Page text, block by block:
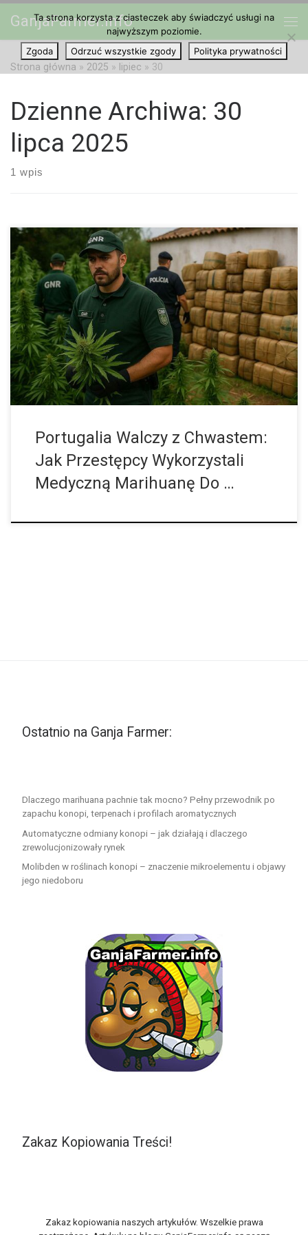
Przejdź do treści
GanjaFarmer.info
Strona główna » 2025 » lipiec » 30
Dzienne Archiwa: 30
lipca 2025
1 wpis
W ostatnich latach Portugalia była często chwalona jako
modelowy przykład rozsądnej polityki narkotykowej.
Dekryminalizacja posiadania substancji psychoaktywnych,
legalizacja medycznej marihuany, przyciągnięcie zagranicznych
inwestorów – to wszystko budowało wizerunek państwa
nowoczesnego i zrównoważonego. Jednak nawet najlepiej
skonstruowane systemy mają swoje luki. Właśnie w taką lukę
weszła zorganizowana grupa przestępcza, która wykorzystując
legalne ramy portugalskiego rynku konopi, przez lata prowadziła
międzynarodowy przemyt […]
Portugalia Walczy z Chwastem:
Jak Przestępcy Wykorzystali
Medyczną Marihuanę Do …
Ostatnio na Ganja Farmer:
Dlaczego marihuana pachnie tak mocno? Pełny przewodnik po
zapachu konopi, terpenach i profilach aromatycznych
Automatyczne odmiany konopi – jak działają i dlaczego
zrewolucjonizowały rynek
Molibden w roślinach konopi – znaczenie mikroelementu i objawy
jego niedoboru
Zakaz Kopiowania Treści!
Zakaz kopiowania naszych artykułów. Wszelkie prawa
Ta strona korzysta z ciasteczek aby świadczyć usługi na
najwyższym poziomie.
Zgoda
Odrzuć wszystkie zgody Polityka prywatności